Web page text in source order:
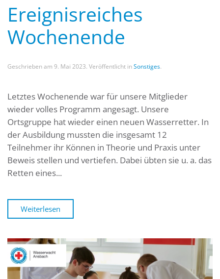
Ereignisreiches
Wochenende
Geschrieben am 9. Mai 2023. Veröffentlicht inSonstiges.
Letztes Wochenende war für unsere Mitglieder
wieder volles Programm angesagt. Unsere
Ortsgruppe hat wieder einen neuen Wasserretter. In
der Ausbildung mussten die insgesamt 12
Teilnehmer ihr Können in Theorie und Praxis unter
Beweis stellen und vertiefen. Dabei übten sie u. a. das
Retten eines...
Weiterlesen